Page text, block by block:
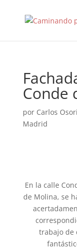
Conde
por Carlos
Madrid
En la calle
de Molina, se
trabajo de